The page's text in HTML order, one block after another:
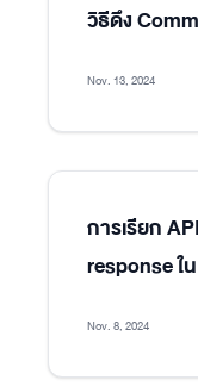
วิธีดึง
Nov. 13, 2024
การเรียก
response ใ
Nov. 8, 2024